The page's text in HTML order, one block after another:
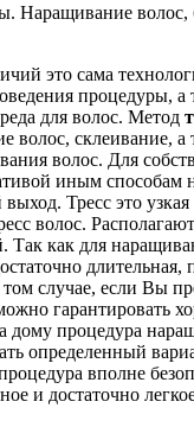
Наращивание
это сама
процедуры,
для волос. Метод
склеивание, а
волос. Для
иным способам
Тресс это
волос.
как для
случае, если Вы
гарантировать
процедура
определенный
вполне
и достаточно